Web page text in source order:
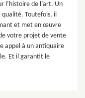
l’histoire de l’art. Un
qualité. Toutefois, il
et met en œuvre
votre projet de vente
appel à un antiquaire
Et il garantit le